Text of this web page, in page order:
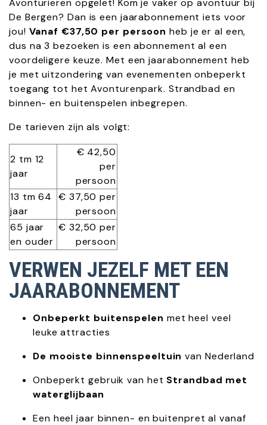
Avonturieren opgelet! Kom je vaker op avontuur bij
De Bergen? Dan is een jaarabonnement iets voor
jou! Vanaf €37,50 per persoon heb je er al een,
dus na 3 bezoeken is een abonnement al een
voordeligere keuze. Met een jaarabonnement heb
je met uitzondering van evenementen onbeperkt
toegang tot het Avonturenpark. Strandbad en
binnen- en buitenspelen inbegrepen.
De tarieven zijn als volgt:
2 tm 12
jaar
€ 42,50
per
persoon
13 tm 64
jaar
€ 37,50 per
persoon
65 jaar
en ouder
€ 32,50 per
persoon
VERWEN JEZELF MET EEN
JAARABONNEMENT
Onbeperkt buitenspelen met heel veel
leuke attracties
De mooiste binnenspeeltuin van Nederland
Onbeperkt gebruik van het Strandbad met
waterglijbaan
Een heel jaar binnen- en buitenpret al vanaf